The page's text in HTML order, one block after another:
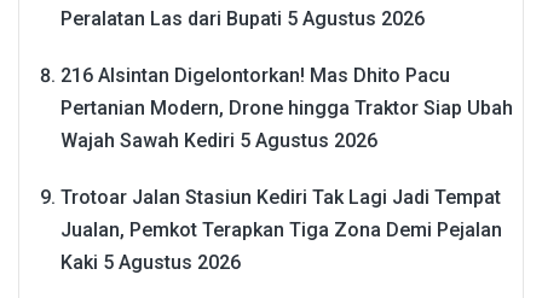
Peralatan Las dari Bupati 5 Agustus 2026
216 Alsintan Digelontorkan! Mas Dhito Pacu
Pertanian Modern, Drone hingga Traktor Siap Ubah
Wajah Sawah Kediri 5 Agustus 2026
Trotoar Jalan Stasiun Kediri Tak Lagi Jadi Tempat
Jualan, Pemkot Terapkan Tiga Zona Demi Pejalan
Kaki 5 Agustus 2026